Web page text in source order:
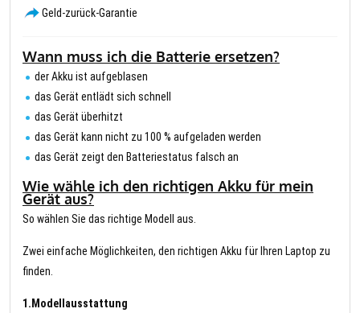
Geld-zurück-Garantie
Wann muss ich die Batterie ersetzen?
der Akku ist aufgeblasen
das Gerät entlädt sich schnell
das Gerät überhitzt
das Gerät kann nicht zu 100 % aufgeladen werden
das Gerät zeigt den Batteriestatus falsch an
Wie wähle ich den richtigen Akku für mein
Gerät aus?
So wählen Sie das richtige Modell aus.
Zwei einfache Möglichkeiten, den richtigen Akku für Ihren Laptop zu
finden.
1.Modellausstattung